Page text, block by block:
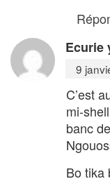
Ecurie
9
C’est
mi-
banc
Bo tika